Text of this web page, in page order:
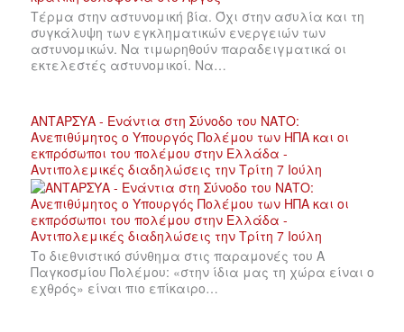
Τέρμα στην αστυνομική βία. Όχι στην ασυλία και τη
συγκάλυψη των εγκληματικών ενεργειών των
αστυνομικών. Να τιμωρηθούν παραδειγματικά οι
εκτελεστές αστυνομικοί. Να…
ΑΝΤΑΡΣΥΑ - Ενάντια στη Σύνοδο του ΝΑΤΟ:
Ανεπιθύμητος ο Υπουργός Πολέμου των ΗΠΑ και οι
εκπρόσωποι του πολέμου στην Ελλάδα -
Αντιπολεμικές διαδηλώσεις την Τρίτη 7 Ιούλη
Το διεθνιστικό σύνθημα στις παραμονές του Α
Παγκοσμίου Πολέμου: «στην ίδια μας τη χώρα είναι ο
εχθρός» είναι πιο επίκαιρο…